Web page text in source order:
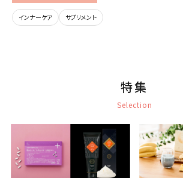
インナーケア サプリメント
特集
Selection